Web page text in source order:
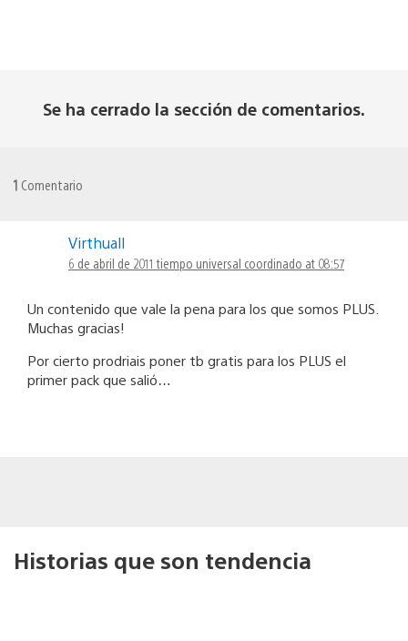
Se ha cerrado la sección de comentarios.
1 Comentario
Virthuall
6 de abril de 2011 tiempo universal coordinado at 08:57
Un contenido que vale la pena para los que somos PLUS.
Muchas gracias!
Por cierto prodriais poner tb gratis para los PLUS el
primer pack que salió…
Historias que son tendencia